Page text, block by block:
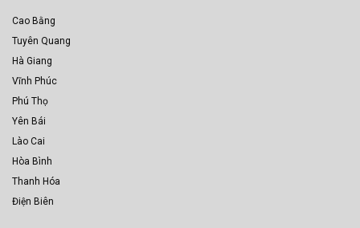
Cao Bằng
Tuyên Quang
Hà Giang
Vĩnh Phúc
Phú Thọ
Yên Bái
Lào Cai
Hòa Bình
Thanh Hóa
Điện Biên